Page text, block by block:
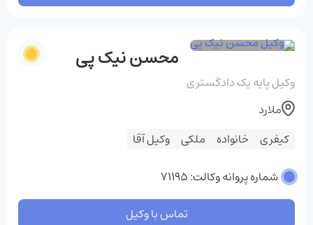
محسن نیک پی
وکیل پایه یک دادگستری
کیفری خانواده ملکی وکیل آقا
ملارد
شماره پروانه وکالت: 71195
تماس با وکیل